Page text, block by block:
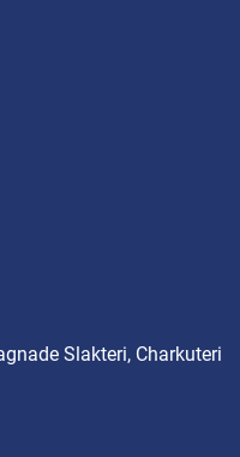
Slakteri, Charkuteri